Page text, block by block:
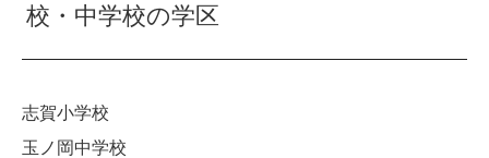
校・中学校の学区
志賀小学校
玉ノ岡中学校